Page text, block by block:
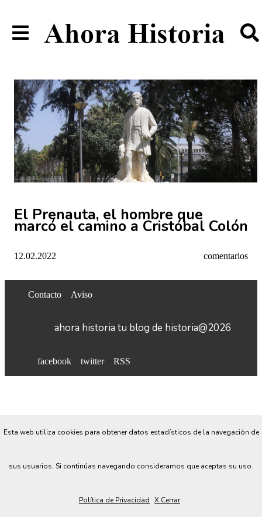
El Prenauta, el hombre que
marcó el camino a Cristóbal Colón
12.02.2022 comentarios
Esta web utiliza cookies para obtener datos estadísticos de la navegación de
sus usuarios. Si continúas navegando consideramos que aceptas su uso.
Política de Privacidad X Cerrar
Contacto Aviso
ahora historia tu blog de historia@2026
facebook twitter RSS